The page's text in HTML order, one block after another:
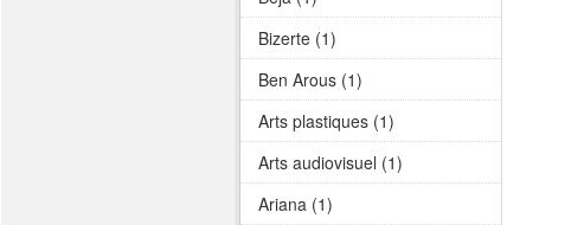
Bizerte (1)
Ben Arous (1)
Arts plastiques (1)
Arts audiovisuel (1)
Ariana (1)